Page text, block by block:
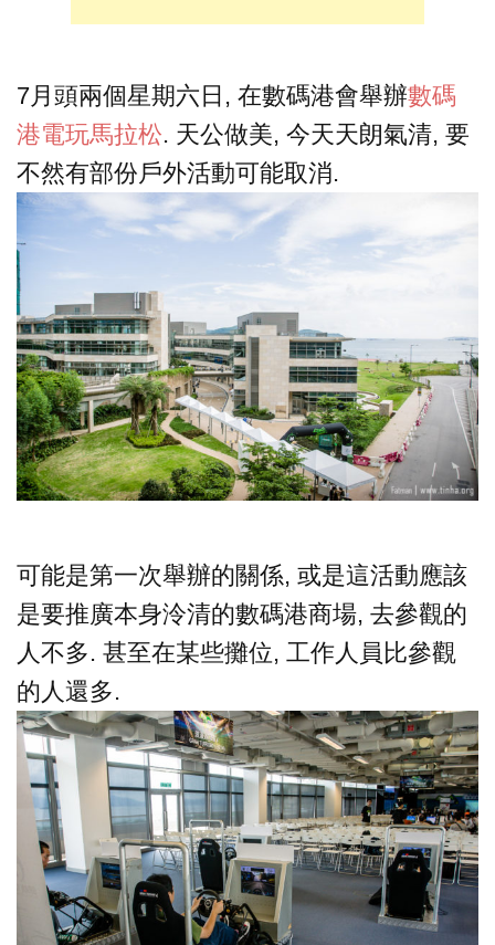
7月頭兩個星期六日, 在數碼港會舉辦數碼
港電玩馬拉松. 天公做美, 今天天朗氣清, 要
不然有部份戶外活動可能取消.
可能是第一次舉辦的關係, 或是這活動應該
是要推廣本身泠清的數碼港商場, 去參觀的
人不多. 甚至在某些攤位, 工作人員比參觀
的人還多.